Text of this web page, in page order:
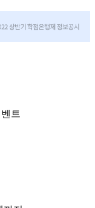
스톡, 해커스중국
해커스주택관리
경우를 제외
다. 단, 비회원
자의 경우, 소
관합니다.
니다. 단, 거부의
트